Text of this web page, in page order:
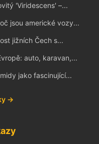
'Viridescens' –...
jsou americké vozy...
jižních Čech s...
auto, karavan,...
jako fascinující...
→